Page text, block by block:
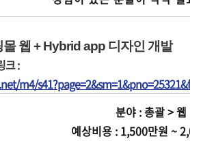
웹 + Hybrid app 디자인 개발
크 :
m4/
분야 : 총괄 > 웹
예상비용 : 1,500만원 ~